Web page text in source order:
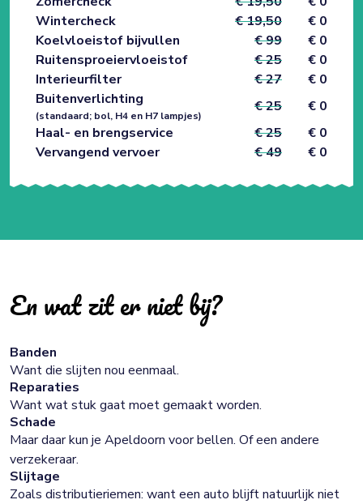
Wintercheck
€ 19,50
€ 0
Koelvloeistof bijvullen
€ 99
€ 0
Ruitensproeiervloeistof
€ 25
€ 0
Interieurfilter
€ 27
€ 0
Buitenverlichting
(standaard; bol, H4 en H7 lampjes)
€ 25
€ 0
Haal- en brengservice
€ 25
€ 0
Vervangend vervoer
€ 49 € 0
En wat zit er niet bij?
Banden
Want die slijten nou eenmaal.
Reparaties
Want wat stuk gaat moet gemaakt worden.
Schade
Maar daar kun je Apeldoorn voor bellen. Of een andere
verzekeraar.
Slijtage
Zoals distributieriemen: want een auto blijft natuurlijk niet